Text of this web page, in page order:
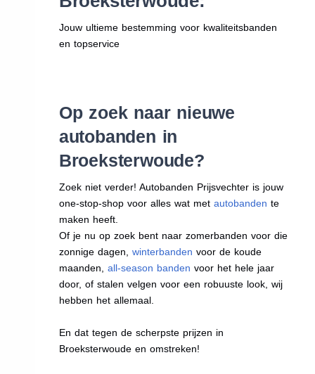
Jouw ultieme bestemming voor kwaliteitsbanden
en topservice
Op zoek naar nieuwe
autobanden in
Broeksterwoude?
Zoek niet verder! Autobanden Prijsvechter is jouw
one-stop-shop voor alles wat met autobanden te
maken heeft.
Of je nu op zoek bent naar zomerbanden voor die
zonnige dagen, winterbanden voor de koude
maanden, all-season banden voor het hele jaar
door, of stalen velgen voor een robuuste look, wij
hebben het allemaal.
En dat tegen de scherpste prijzen in
Broeksterwoude en omstreken!